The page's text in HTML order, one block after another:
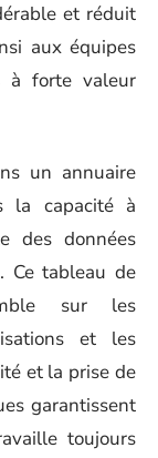
et réduit
aux équipes
à forte valeur
un annuaire
la capacité à
des données
Ce tableau de
sur les
et les
et la prise de
garantissent
toujours